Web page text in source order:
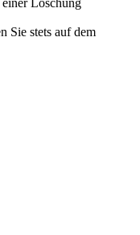
Löschung
Sie stets auf dem